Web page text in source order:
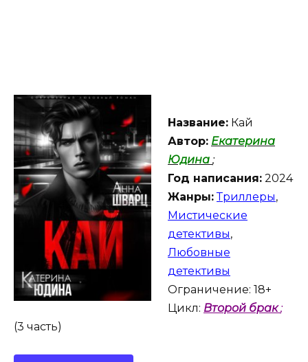
Название: Кай
Автор: Екатерина
Юдина ;
Год написания: 2024
Жанры: Триллеры,
Мистические
детективы,
Любовные
детективы
Ограничение: 18+
Цикл: Второй брак;
(3 часть)